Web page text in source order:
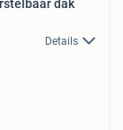
dak
Details